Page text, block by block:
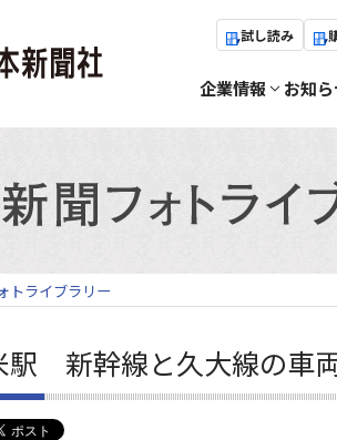
試し読み
企業情報 お知
トライブラリー
駅 新幹線と久大線の車